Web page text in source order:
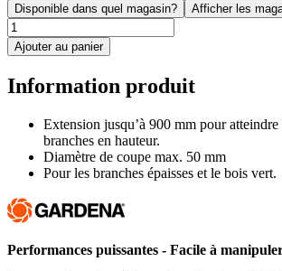
Disponible dans quel magasin? Afficher les
Ajouter au panier
Information produit
Extension jusqu’à 900 mm pour
branches en hauteur.
Diamètre de coupe max. 50 mm
Pour les branches épaisses et le bois vert.
Performances puissantes - Facile à